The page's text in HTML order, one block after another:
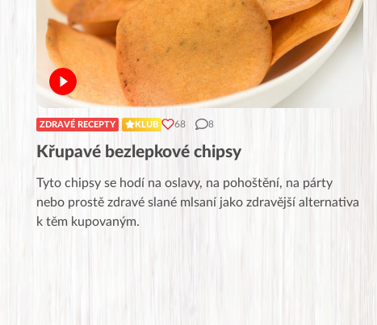
ZDRAVÉ RECEPTY KLUB 68 8
Křupavé bezlepkové chipsy
Tyto chipsy se hodí na oslavy, na pohoštění, na párty
nebo prostě zdravé slané mlsaní jako zdravější alternativa
k těm kupovaným.